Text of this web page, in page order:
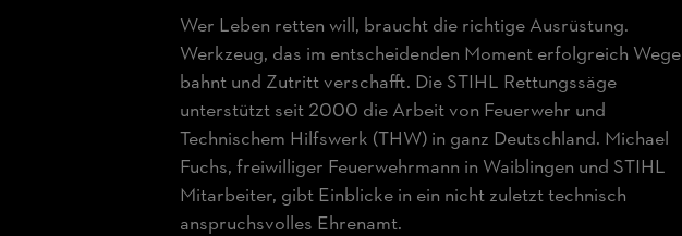
Wer Leben retten will, braucht die richtige Ausrüstung.
Werkzeug, das im entscheidenden Moment erfolgreich Wege
bahnt und Zutritt verschafft. Die STIHL Rettungssäge
unterstützt seit 2000 die Arbeit von Feuerwehr und
Technischem Hilfswerk (THW) in ganz Deutschland. Michael
Fuchs, freiwilliger Feuerwehrmann in Waiblingen und STIHL
Mitarbeiter, gibt Einblicke in ein nicht zuletzt technisch
anspruchsvolles Ehrenamt.